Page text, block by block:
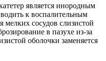
является инородным
к воспалительным
мелких сосудов слизистой
в пазухе из-за
оболочки заменяется